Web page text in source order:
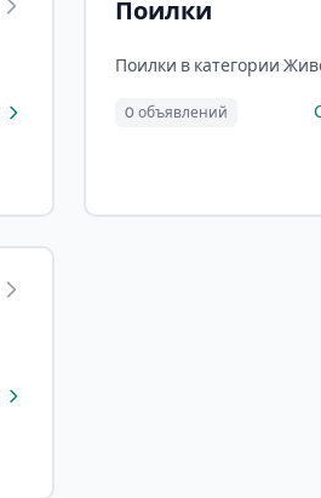
Поилки
Поилки в категории
0 объявлений